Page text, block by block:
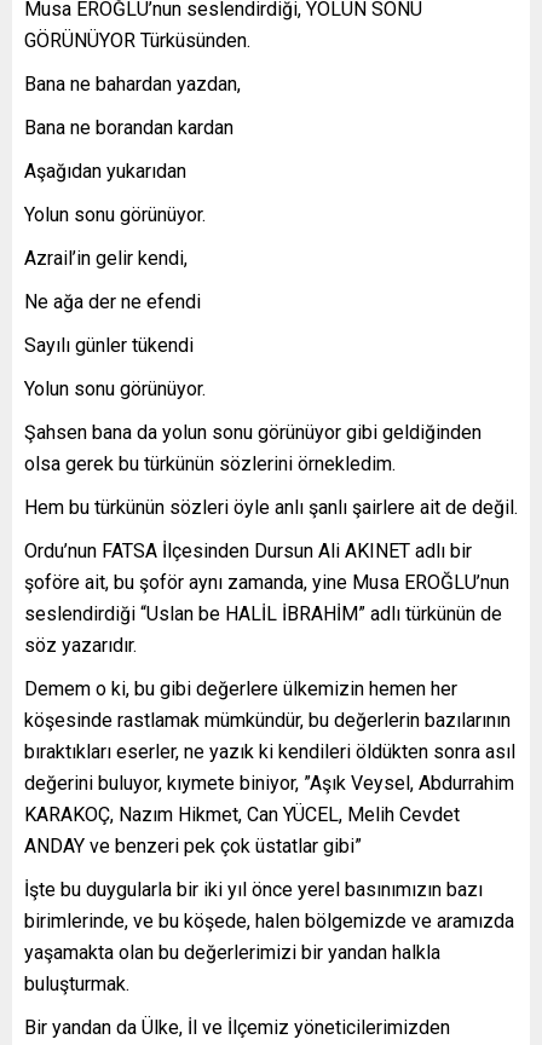
Musa EROĞLU’nun seslendirdiği, YOLUN SONU
GÖRÜNÜYOR Türküsünden.
Bana ne bahardan yazdan,
Bana ne borandan kardan
Aşağıdan yukarıdan
Yolun sonu görünüyor.
Azrail’in gelir kendi,
Ne ağa der ne efendi
Sayılı günler tükendi
Yolun sonu görünüyor.
Şahsen bana da yolun sonu görünüyor gibi geldiğinden
olsa gerek bu türkünün sözlerini örnekledim.
Hem bu türkünün sözleri öyle anlı şanlı şairlere ait de değil.
Ordu’nun FATSA İlçesinden Dursun Ali AKINET adlı bir
şoföre ait, bu şoför aynı zamanda, yine Musa EROĞLU’nun
seslendirdiği “Uslan be HALİL İBRAHİM” adlı türkünün de
söz yazarıdır.
Demem o ki, bu gibi değerlere ülkemizin hemen her
köşesinde rastlamak mümkündür, bu değerlerin bazılarının
bıraktıkları eserler, ne yazık ki kendileri öldükten sonra asıl
değerini buluyor, kıymete biniyor, ”Aşık Veysel, Abdurrahim
KARAKOÇ, Nazım Hikmet, Can YÜCEL, Melih Cevdet
ANDAY ve benzeri pek çok üstatlar gibi”
İşte bu duygularla bir iki yıl önce yerel basınımızın bazı
birimlerinde, ve bu köşede, halen bölgemizde ve aramızda
yaşamakta olan bu değerlerimizi bir yandan halkla
buluşturmak.
Bir yandan da Ülke, İl ve İlçemiz yöneticilerimizden